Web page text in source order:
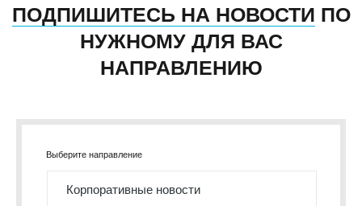
ПОДПИШИТЕСЬ НА НОВОСТИ ПО
НУЖНОМУ ДЛЯ ВАС
НАПРАВЛЕНИЮ
Выберите направление